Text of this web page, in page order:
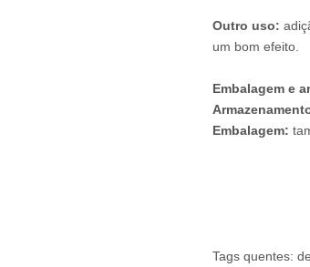
Outro uso:
um bom efeito.
Embalagem e
Embalagem:
Tags quentes: